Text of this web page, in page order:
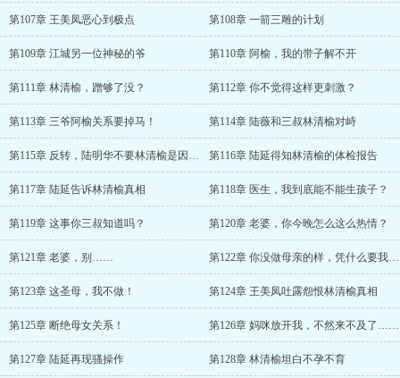
第107章 王美凤恶心到极点 第108章 一箭三雕的计划
第109章 江城另一位神秘的爷 第110章 阿榆，我的带子解不开
第111章 林清榆，蹭够了没？ 第112章 你不觉得这样更刺激？
第113章 三爷阿榆关系要掉马！ 第114章 陆薇和三叔林清榆对峙
第115章 反转，陆明华不要林清榆是因为…… 第116章 陆延得知林清榆的体检报告
第117章 陆延告诉林清榆真相 第118章 医生，我到底能不能生孩子？
第119章 这事你三叔知道吗？ 第120章 老婆，你今晚怎么这么热情？
第121章 老婆，别…… 第122章 你没做母亲的样，凭什么要我赡养！
第123章 这圣母，我不做！ 第124章 王美凤吐露怨恨林清榆真相
第125章 断绝母女关系！ 第126章 妈咪放开我，不然来不及了……
第127章 陆延再现骚操作 第128章 林清榆坦白不孕不育